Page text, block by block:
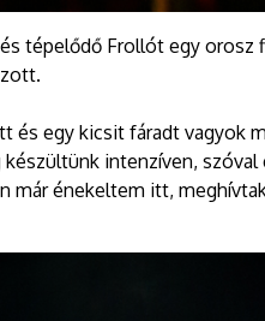
tépelődő Frollót egy orosz
és egy kicsit fáradt vagyok
készültünk intenzíven,
már énekeltem itt,